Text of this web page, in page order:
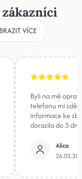
VÍCE
Byli na mě
telefonu mi
informace ke
dorazila do 3
Alice